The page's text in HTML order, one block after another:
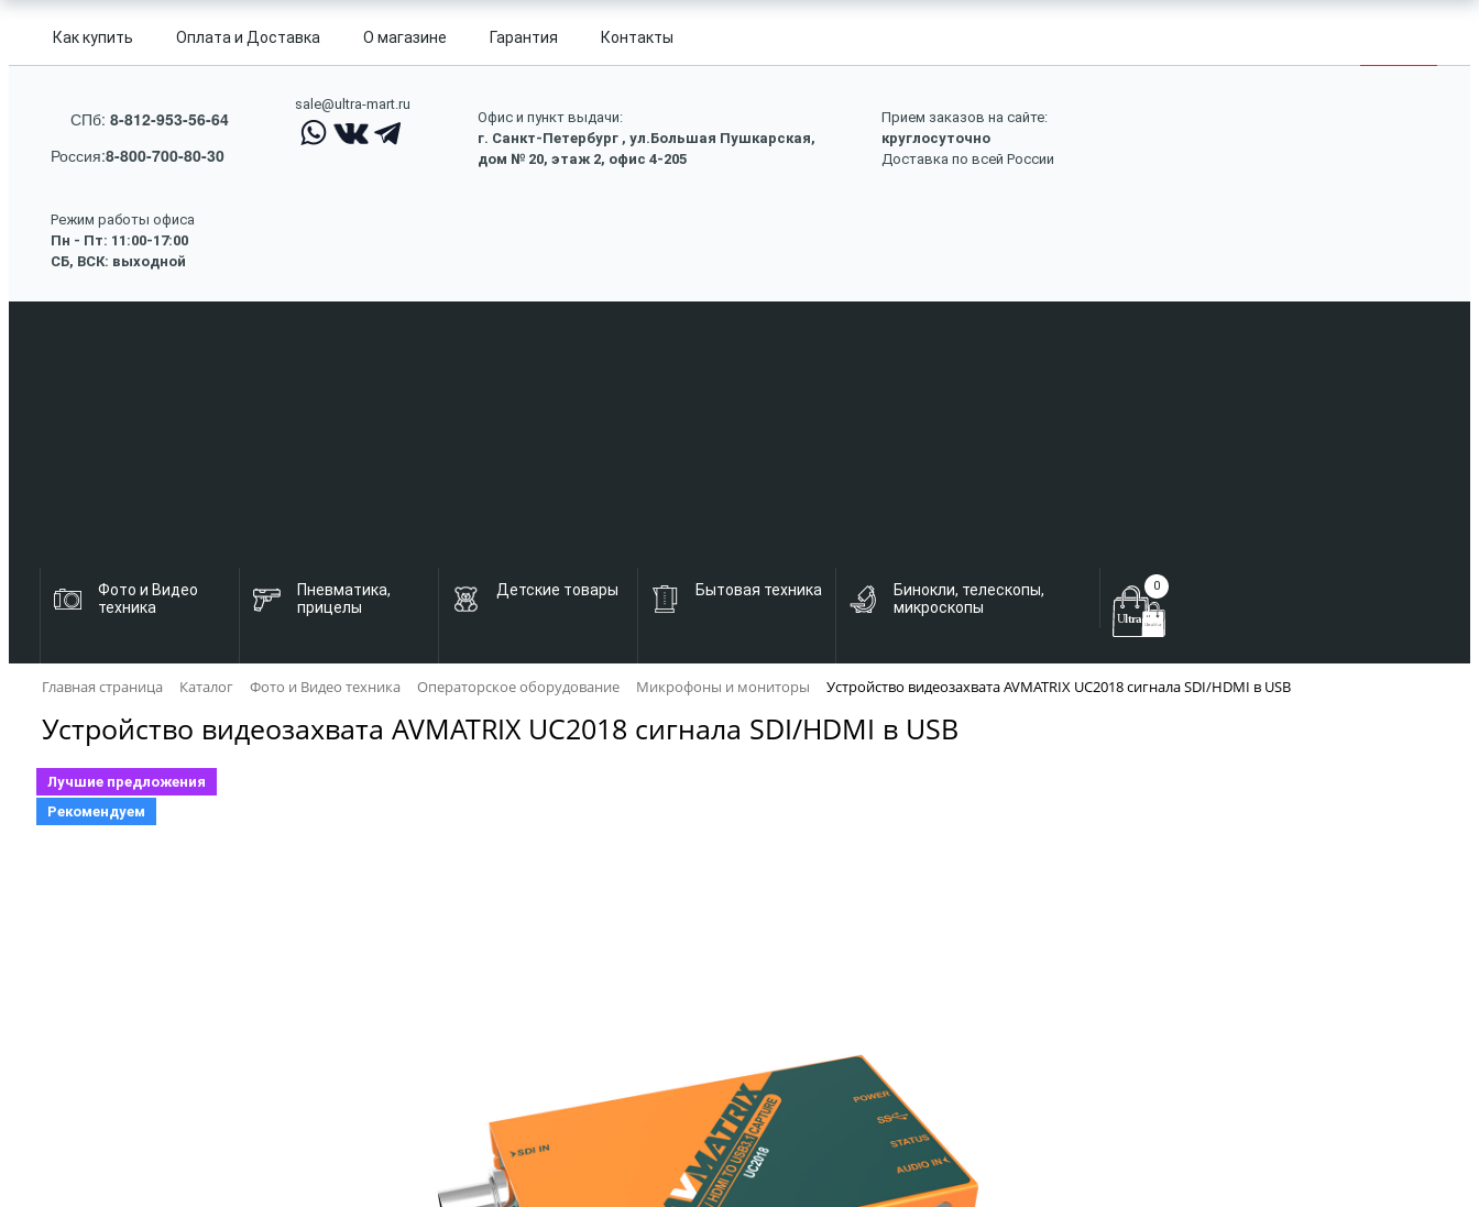
Как купить Оплата и Доставка О магазине Гарантия Контакты
СПб: 8-812-953-56-64
Россия:8-800-700-80-30
sale@ultra-mart.ru
Офис и пункт выдачи:
г. Санкт-Петербург , ул.Большая Пушкарская,
дом № 20, этаж 2, офис 4-205
Прием заказов на сайте:
круглосуточно
Доставка по всей России
Режим работы офиса
Пн - Пт: 11:00-17:00
СБ, ВСК: выходной
Фото и Видео
техника
Пневматика,
прицелы
Детские товары Бытовая техника
Бинокли, телескопы,
микроскопы
0
Главная страница Каталог Фото и Видео техника Операторское оборудование Микрофоны и мониторы Устройство видеозахвата AVMATRIX UC2018 сигнала SDI/HDMI в USB
Устройство видеозахвата AVMATRIX UC2018 сигнала SDI/HDMI в USB
Лучшие предложения
Рекомендуем